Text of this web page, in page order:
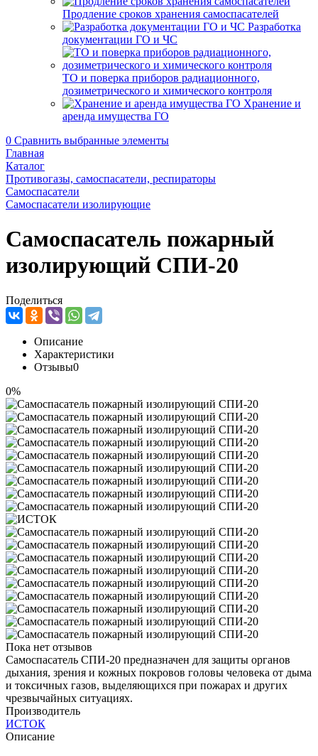
Продление сроков хранения самоспасателей
Разработка
документации ГО и ЧС
ТО и поверка приборов радиационного,
дозиметрического и химического контроля
Хранение и
аренда имущества ГО
0 Сравнить выбранные элементы
Главная
Каталог
Противогазы, самоспасатели, респираторы
Самоспасатели
Самоспасатели изолирующие
Самоспасатель пожарный
изолирующий СПИ-20
Поделиться
Описание
Характеристики
Отзывы0
0%
Пока нет отзывов
Самоспасатель СПИ-20 предназначен для защиты органов
дыхания, зрения и кожных покровов головы человека от дыма
и токсичных газов, выделяющихся при пожарах и других
чрезвычайных ситуациях.
Производитель
ИСТОК
Описание